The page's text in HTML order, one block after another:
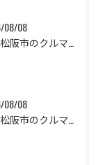
08/08
08/08